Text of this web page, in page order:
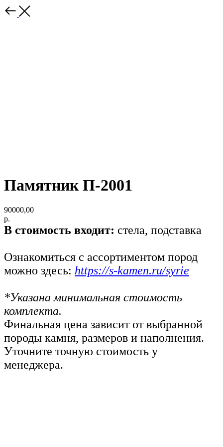
Памятник П-2001
90000,00
р.
В стоимость входит: стела, подставка
Ознакомиться с ассортиментом пород
можно здесь: https://s-kamen.ru/syrie
*Указана минимальная стоимость
комплекта.
Финальная цена зависит от выбранной
породы камня, размеров и наполнения.
Уточните точную стоимость у
менеджера.